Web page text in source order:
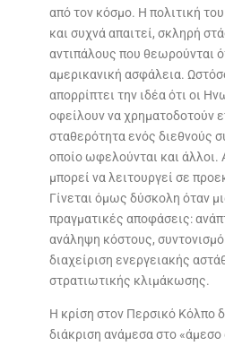
από τον κόσμο. Η πολιτική
και συχνά απαιτεί, σκληρή
αντιπάλους που θεωρούνται
αμερικανική ασφάλεια.
απορρίπτει την ιδέα ότι οι
οφείλουν να χρηματοδοτούν
σταθερότητα ενός διεθνούς
οποίο ωφελούνται και άλλοι.
μπορεί να λειτουργεί σε
Γίνεται όμως δύσκολη όταν
πραγματικές αποφάσεις:
ανάληψη κόστους,
διαχείριση ενεργειακής
στρατιωτικής κλιμάκωσης.
Η κρίση στον Περσικό Κόλπο
διάκριση ανάμεσα στο «άμεσο